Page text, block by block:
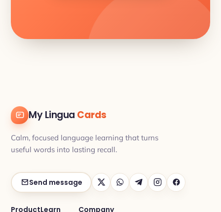
My Lingua Cards
Calm, focused language learning that turns
useful words into lasting recall.
Send message
ProductLearn Company